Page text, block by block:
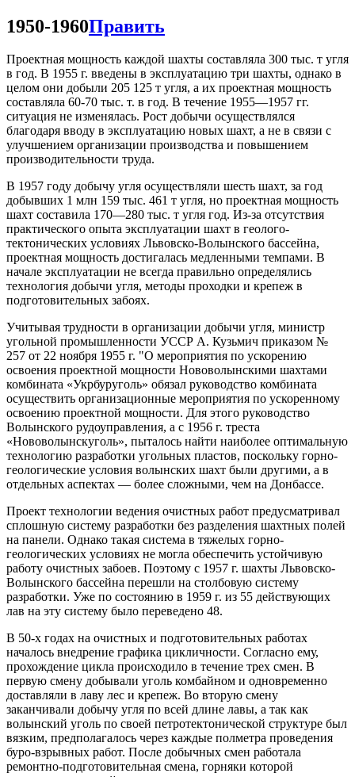
1950-1960Править
Проектная мощность каждой шахты составляла 300 тыс. т угля
в год. В 1955 г. введены в эксплуатацию три шахты, однако в
целом они добыли 205 125 т угля, а их проектная мощность
составляла 60-70 тыс. т. в год. В течение 1955—1957 гг.
ситуация не изменялась. Рост добычи осуществлялся
благодаря вводу в эксплуатацию новых шахт, а не в связи с
улучшением организации производства и повышением
производительности труда.
В 1957 году добычу угля осуществляли шесть шахт, за год
добывших 1 млн 159 тыс. 461 т угля, но проектная мощность
шахт составила 170—280 тыс. т угля год. Из-за отсутствия
практического опыта эксплуатации шахт в геолого-
тектонических условиях Львовско-Волынского бассейна,
проектная мощность достигалась медленными темпами. В
начале эксплуатации не всегда правильно определялись
технология добычи угля, методы проходки и крепеж в
подготовительных забоях.
Учитывая трудности в организации добычи угля, министр
угольной промышленности УССР А. Кузьмич приказом №
257 от 22 ноября 1955 г. "О мероприятия по ускорению
освоения проектной мощности Нововолынскими шахтами
комбината «Укрбуруголь» обязал руководство комбината
осуществить организационные мероприятия по ускоренному
освоению проектной мощности. Для этого руководство
Волынского рудоуправления, а с 1956 г. треста
«Нововолынскуголь», пыталось найти наиболее оптимальную
технологию разработки угольных пластов, поскольку горно-
геологические условия волынских шахт были другими, а в
отдельных аспектах — более сложными, чем на Донбассе.
Проект технологии ведения очистных работ предусматривал
сплошную систему разработки без разделения шахтных полей
на панели. Однако такая система в тяжелых горно-
геологических условиях не могла обеспечить устойчивую
работу очистных забоев. Поэтому с 1957 г. шахты Львовско-
Волынского бассейна перешли на столбовую систему
разработки. Уже по состоянию в 1959 г. из 55 действующих
лав на эту систему было переведено 48.
В 50-х годах на очистных и подготовительных работах
началось внедрение графика цикличности. Согласно ему,
прохождение цикла происходило в течение трех смен. В
первую смену добывали уголь комбайном и одновременно
доставляли в лаву лес и крепеж. Во вторую смену
заканчивали добычу угля по всей длине лавы, а так как
волынский уголь по своей петротектонической структуре был
вязким, предполагалось через каждые полметра проведения
буро-взрывных работ. После добычных смен работала
ремонтно-подготовительная смена, горняки которой